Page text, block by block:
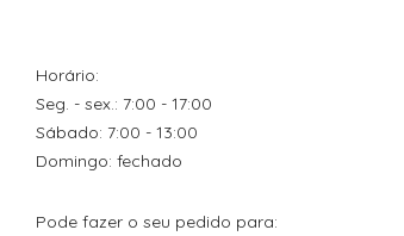
Horário:
Seg. - sex.: 7:00 - 17:00
​​Sábado: 7:00 - 13:00
​Domingo: fechado
Pode fazer o seu pedido para: